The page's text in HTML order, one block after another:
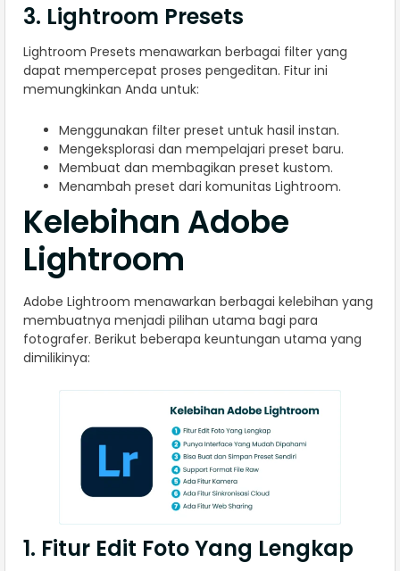
3. Lightroom Presets
Lightroom Presets menawarkan berbagai filter yang
dapat mempercepat proses pengeditan. Fitur ini
memungkinkan Anda untuk:
Menggunakan filter preset untuk hasil instan.
Mengeksplorasi dan mempelajari preset baru.
Membuat dan membagikan preset kustom.
Menambah preset dari komunitas Lightroom.
Kelebihan Adobe
Lightroom
Adobe Lightroom menawarkan berbagai kelebihan yang
membuatnya menjadi pilihan utama bagi para
fotografer. Berikut beberapa keuntungan utama yang
dimilikinya:
1. Fitur Edit Foto Yang Lengkap